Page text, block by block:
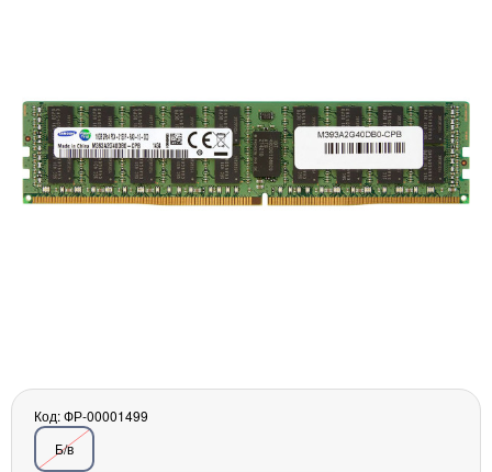
Блоки живлення
Контролери RAID
Кулери та системи охолодження
Корпуси
Мережеві карти
Wi-Fi і Bluetooth адаптери
Кабелі та роз'єми
Код: ФР-00001499
Б/в